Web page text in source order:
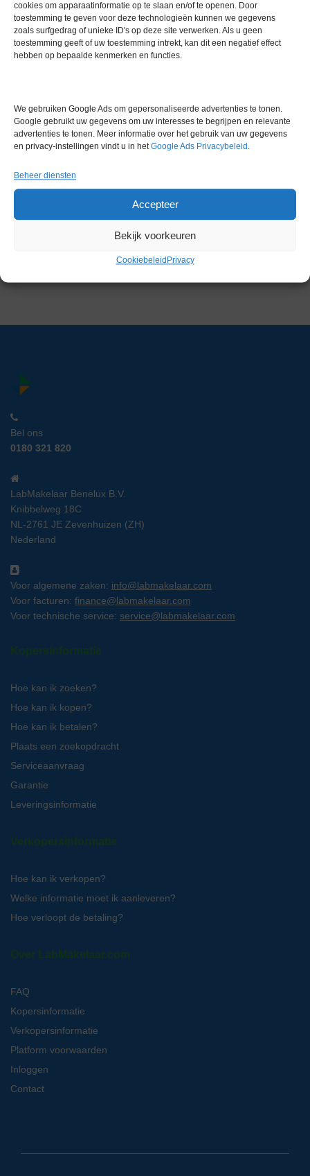
cookies om apparaatinformatie op te slaan en/of te openen. Door
toestemming te geven voor deze technologieën kunnen we gegevens
zoals surfgedrag of unieke ID's op deze site verwerken. Als u geen
toestemming geeft of uw toestemming intrekt, kan dit een negatief effect
hebben op bepaalde kenmerken en functies.
We gebruiken Google Ads om gepersonaliseerde advertenties te tonen.
Google gebruikt uw gegevens om uw interesses te begrijpen en relevante
advertenties te tonen. Meer informatie over het gebruik van uw gegevens
en privacy-instellingen vindt u in hetGoogle Ads Privacybeleid .
Beheer diensten
Accepteer
Bekijk voorkeuren
Cookiebeleid Privacy
Gerelateerde producten
Voorraad
Koeling/Verwarmingsblok
LM 12373
Bel ons
0180 321 820
LabMakelaar Benelux B.V.
Knibbelweg 18C
NL-2761 JE Zevenhuizen (ZH)
Nederland
Voor algemene zaken: info@labmakelaar.com
Voor facturen: finance@labmakelaar.com
Voor technische service: service@labmakelaar.com
Kopersinformatie
Hoe kan ik zoeken?
Hoe kan ik kopen?
Hoe kan ik betalen?
Plaats een zoekopdracht
Serviceaanvraag
Garantie
Leveringsinformatie
Verkopersinformatie
Hoe kan ik verkopen?
Welke informatie moet ik aanleveren?
Hoe verloopt de betaling?
Over LabMakelaar.com
FAQ
Kopersinformatie
Verkopersinformatie
Platform voorwaarden
Inloggen
Contact